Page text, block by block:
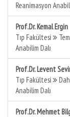
Reanimasyon
Prof.Dr. Kemal Ergin
Tıp Fakültesi
Anabilim Dalı
Prof.Dr. Levent
Tıp Fakültesi
Anabilim Dalı
Prof.Dr. Mehmet